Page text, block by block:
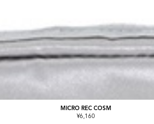
MICRO REC COSM
¥6,160